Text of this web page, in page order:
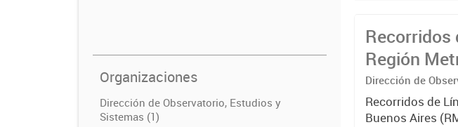
Organizaciones
Dirección de Observatorio, Estudios y
Sistemas (1)
Recorridos
Región
(RMBA)
Dirección de
Recorridos de
Buenos Aires